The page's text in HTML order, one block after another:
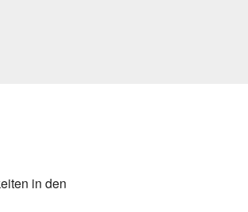
in den